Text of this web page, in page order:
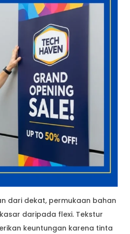
dari dekat, permukaan bahan
daripada flexi. Tekstur
keuntungan karena tinta